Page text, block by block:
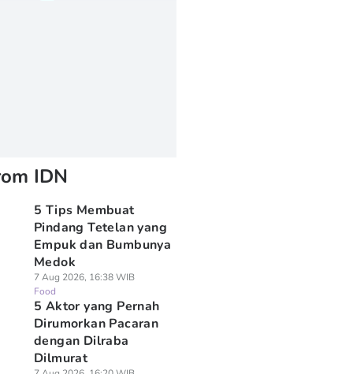
IDN
5 Tips Membuat
Pindang Tetelan yang
Empuk dan Bumbunya
Medok
7 Aug 2026, 16:38 WIB
Food
5 Aktor yang Pernah
Dirumorkan Pacaran
dengan Dilraba
Dilmurat